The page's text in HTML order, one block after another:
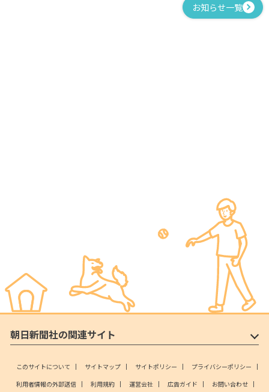
お知らせ一覧
朝日新聞社の関連サイト
このサイトについて サイトマップ サイトポリシー
プライバシーポリシー
利用者情報の外部送信
利用規約 運営会社 広告ガイド お問い合わせ